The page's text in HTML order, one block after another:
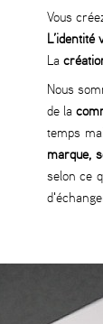
Vous
L’identité
La
Nous
de la
temps
marque,
selon ce